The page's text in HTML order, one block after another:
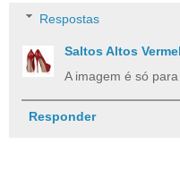
Respostas
Saltos Altos
A imagem é só
Responder